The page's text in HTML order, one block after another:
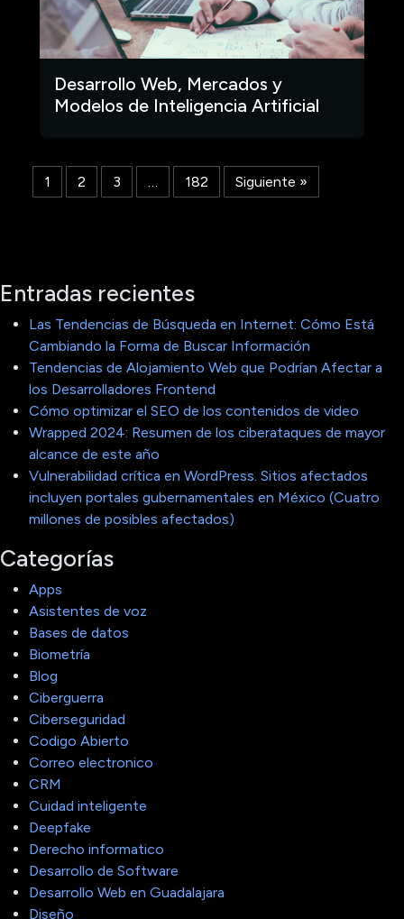
Desarrollo Web, Mercados y
Modelos de Inteligencia Artificial
1 2 3 … 182 Siguiente »
Entradas recientes
Las Tendencias de Búsqueda en Internet: Cómo Está
Cambiando la Forma de Buscar Información
Tendencias de Alojamiento Web que Podrían Afectar a
los Desarrolladores Frontend
Cómo optimizar el SEO de los contenidos de video
Wrapped 2024: Resumen de los ciberataques de mayor
alcance de este año
Vulnerabilidad crítica en WordPress. Sitios afectados
incluyen portales gubernamentales en México (Cuatro
millones de posibles afectados)
Categorías
Apps
Asistentes de voz
Bases de datos
Biometría
Blog
Ciberguerra
Ciberseguridad
Codigo Abierto
Correo electronico
CRM
Cuidad inteligente
Deepfake
Derecho informatico
Desarrollo de Software
Desarrollo Web en Guadalajara
Diseño